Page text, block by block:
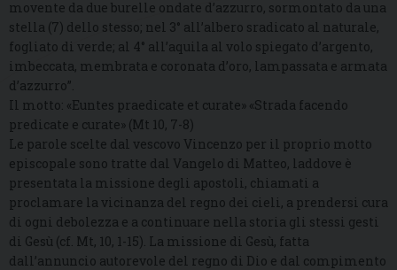
movente da due burelle ondate d’azzurro, sormontato da una
stella (7) dello stesso; nel 3° all’albero sradicato al naturale,
fogliato di verde; al 4° all’aquila al volo spiegato d’argento,
imbeccata, membrata e coronata d’oro, lampassata e armata
d’azzurro”.
Il motto: «Euntes praedicate et curate» «Strada facendo
predicate e curate» (Mt 10, 7-8)
Le parole scelte dal vescovo Vincenzo per il proprio motto
episcopale sono tratte dal Vangelo di Matteo, laddove è
presentata la missione degli apostoli, chiamati a
proclamare la vicinanza del regno dei cieli, a prendersi cura
di ogni debolezza e a continuare nella storia gli stessi gesti
di Gesù (cf. Mt, 10, 1-15). La missione di Gesù, fatta
dall’annuncio autorevole del regno di Dio e dal compimento